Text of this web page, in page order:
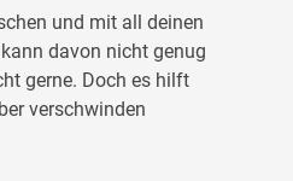
und mit all deinen
davon nicht genug
gerne. Doch es hilft
verschwinden